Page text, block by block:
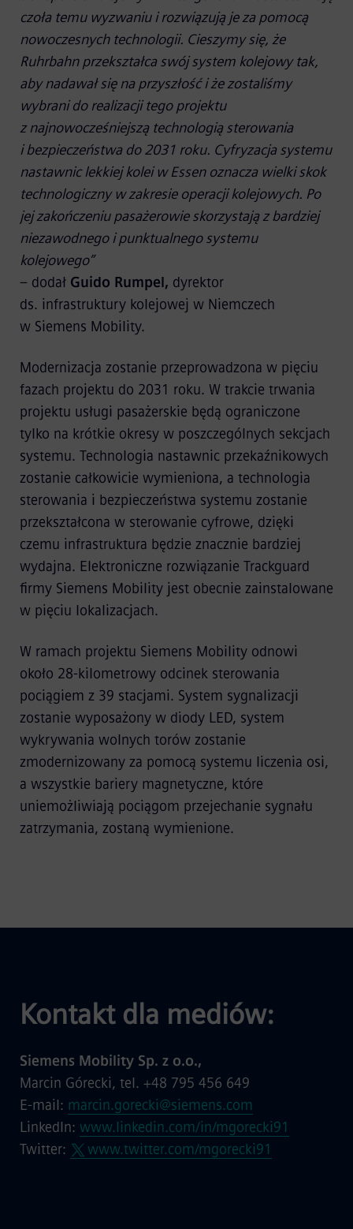
czoła temu wyzwaniu i rozwiązują je za pomocą
nowoczesnych technologii. Cieszymy się, że
Ruhrbahn przekształca swój system kolejowy tak,
aby nadawał się na przyszłość i że zostaliśmy
wybrani do realizacji tego projektu
z najnowocześniejszą technologią sterowania
i bezpieczeństwa do 2031 roku. Cyfryzacja systemu
nastawnic lekkiej kolei w Essen oznacza wielki skok
technologiczny w zakresie operacji kolejowych. Po
jej zakończeniu pasażerowie skorzystają z bardziej
niezawodnego i punktualnego systemu
kolejowego”
– dodał Guido Rumpel, dyrektor
ds. infrastruktury kolejowej w Niemczech
w Siemens Mobility.
Modernizacja zostanie przeprowadzona w pięciu
fazach projektu do 2031 roku. W trakcie trwania
projektu usługi pasażerskie będą ograniczone
tylko na krótkie okresy w poszczególnych sekcjach
systemu. Technologia nastawnic przekaźnikowych
zostanie całkowicie wymieniona, a technologia
sterowania i bezpieczeństwa systemu zostanie
przekształcona w sterowanie cyfrowe, dzięki
czemu infrastruktura będzie znacznie bardziej
wydajna. Elektroniczne rozwiązanie Trackguard
firmy Siemens Mobility jest obecnie zainstalowane
w pięciu lokalizacjach.
W ramach projektu Siemens Mobility odnowi
około 28-kilometrowy odcinek sterowania
pociągiem z 39 stacjami. System sygnalizacji
zostanie wyposażony w diody LED, system
wykrywania wolnych torów zostanie
zmodernizowany za pomocą systemu liczenia osi,
a wszystkie bariery magnetyczne, które
uniemożliwiają pociągom przejechanie sygnału
zatrzymania, zostaną wymienione.
Kontakt dla mediów:
Siemens Mobility Sp. z o.o.,
Marcin Górecki, tel. +48 795 456 649
E-mail: marcin.gorecki@siemens.com
LinkedIn: www.linkedin.com/in/mgorecki91
Twitter:
www.twitter.com/mgorecki91